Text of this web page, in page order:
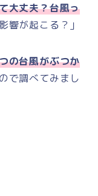
大丈夫？台風っ
響が起こる？」
の台風がぶつか
で調べてみまし